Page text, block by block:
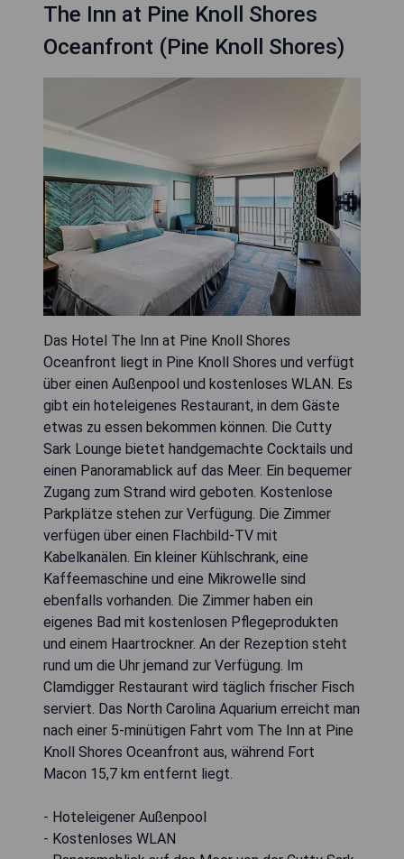
The Inn at Pine Knoll Shores
Oceanfront (Pine Knoll Shores)
Das Hotel The Inn at Pine Knoll Shores
Oceanfront liegt in Pine Knoll Shores und verfügt
über einen Außenpool und kostenloses WLAN. Es
gibt ein hoteleigenes Restaurant, in dem Gäste
etwas zu essen bekommen können. Die Cutty
Sark Lounge bietet handgemachte Cocktails und
einen Panoramablick auf das Meer. Ein bequemer
Zugang zum Strand wird geboten. Kostenlose
Parkplätze stehen zur Verfügung. Die Zimmer
verfügen über einen Flachbild-TV mit
Kabelkanälen. Ein kleiner Kühlschrank, eine
Kaffeemaschine und eine Mikrowelle sind
ebenfalls vorhanden. Die Zimmer haben ein
eigenes Bad mit kostenlosen Pflegeprodukten
und einem Haartrockner. An der Rezeption steht
rund um die Uhr jemand zur Verfügung. Im
Clamdigger Restaurant wird täglich frischer Fisch
serviert. Das North Carolina Aquarium erreicht man
nach einer 5-minütigen Fahrt vom The Inn at Pine
Knoll Shores Oceanfront aus, während Fort
Macon 15,7 km entfernt liegt.
- Hoteleigener Außenpool
- Kostenloses WLAN